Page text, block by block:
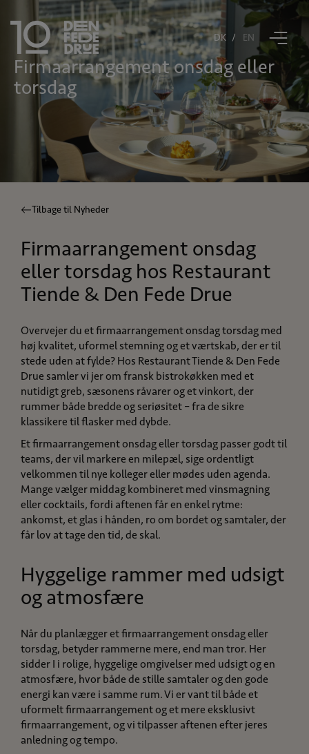
Book bord
Restaurant Tiende
Den Fede Drue
Åbningstider
Kontakt
DK EN
firmaarrangement onsdag eller
torsdag
Tilbage til Nyheder
Firmaarrangement onsdag
eller torsdag hos Restaurant
Tiende & Den Fede Drue
Overvejer du et firmaarrangement onsdag torsdag med
høj kvalitet, uformel stemning og et værtskab, der er til
stede uden at fylde? Hos Restaurant Tiende & Den Fede
Drue samler vi jer om fransk bistrokøkken med et
nutidigt greb, sæsonens råvarer og et vinkort, der
rummer både bredde og seriøsitet – fra de sikre
klassikere til flasker med dybde.
Et firmaarrangement onsdag eller torsdag passer godt til
teams, der vil markere en milepæl, sige ordentligt
velkommen til nye kolleger eller mødes uden agenda.
Mange vælger middag kombineret med vinsmagning
eller cocktails, fordi aftenen får en enkel rytme:
ankomst, et glas i hånden, ro om bordet og samtaler, der
får lov at tage den tid, de skal.
Hyggelige rammer med udsigt
og atmosfære
Når du planlægger et firmaarrangement onsdag eller
torsdag, betyder rammerne mere, end man tror. Her
sidder I i rolige, hyggelige omgivelser med udsigt og en
atmosfære, hvor både de stille samtaler og den gode
energi kan være i samme rum. Vi er vant til både et
uformelt firmaarrangement og et mere eksklusivt
firmaarrangement, og vi tilpasser aftenen efter jeres
anledning og tempo.